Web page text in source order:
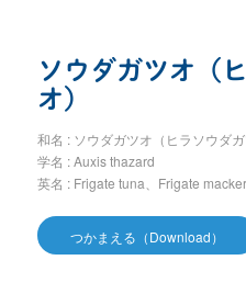
ソウダガツオ（
オ）
和名 : ソウダガツオ（ヒラソウダガ
学名 : Auxis thazard
英名 : Frigate tuna、Frigate
つかまえる（Download）